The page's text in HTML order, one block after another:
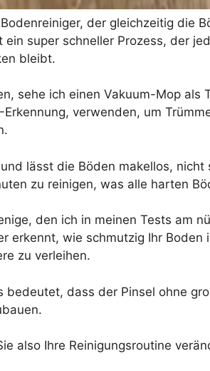
der gleichzeitig die
super schneller Prozess, der
bleibt.
sehe ich einen Vakuum-Mop als
verwenden, um
lässt die Böden makellos,
zu reinigen, was alle harten
den ich in meinen Tests am
erkennt, wie schmutzig Ihr Boden
zu verleihen.
dass der Pinsel ohne
also Ihre Reinigungsroutine